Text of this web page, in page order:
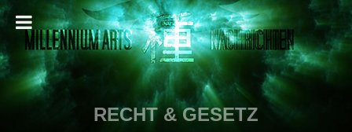
RECHT & GESETZ